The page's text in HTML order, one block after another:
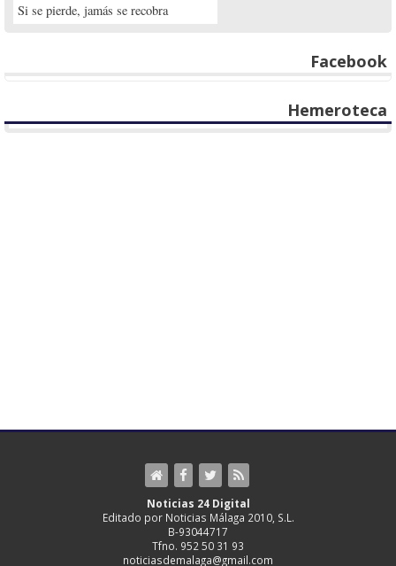
Si se pierde, jamás se recobra
Facebook
Hemeroteca
Noticias 24 Digital
Editado por Noticias Málaga 2010, S.L.
B-93044717
Tfno. 952 50 31 93
noticiasdemalaga@gmail.com